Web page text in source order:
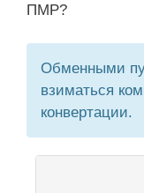
ПМР?
Обменными
взиматься
конвертации.